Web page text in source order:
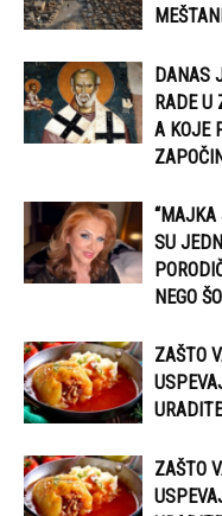
DANAS
RADE U
A KOJE
“MAJKA
SU
NEGO
ZAŠTO
ZAŠTO